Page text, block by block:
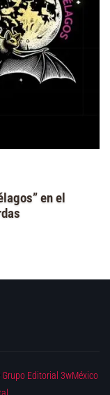
en el
Grupo Editorial 3wMéxico